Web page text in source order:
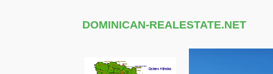
DOMINICAN-REALESTATE.NET